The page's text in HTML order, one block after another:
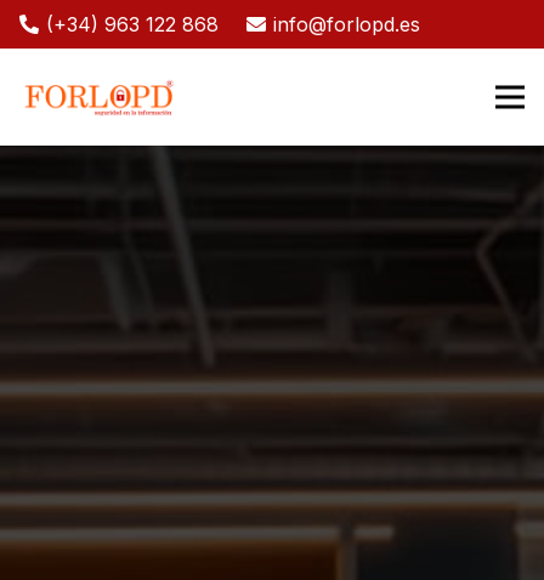
(+34) 963 122 868 info@forlopd.es